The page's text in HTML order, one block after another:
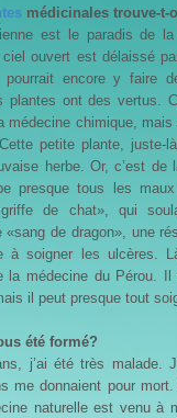
médicinales trouve-t-
est le paradis de
ciel ouvert est délaissé
encore y faire
plantes ont des vertus.
médecine chimique, mais
petite plante,
herbe. Or, c’est de
presque tous les
de chat», qui
«sang de dragon», une
à soigner les ulcères.
la médecine du Pérou. Il
il peut presque tout
été formé?
j’ai été très malade.
me donnaient pour mort.
naturelle est venu à